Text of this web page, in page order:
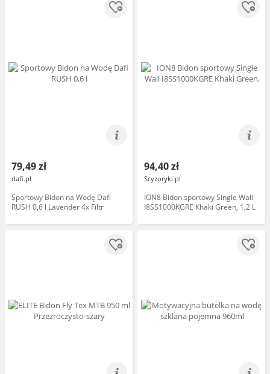
79,49 zł
dafi.pl
Sportowy Bidon na Wodę Dafi
RUSH 0,6 l Lavender 4x Filtr
94,40 zł
Scyzoryki.pl
ION8 Bidon sportowy Single Wall
I8SS1000KGRE Khaki Green, 1,2 L